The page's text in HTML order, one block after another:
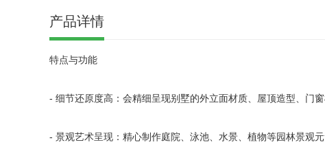
产品详情
特点与功能
- 细节还原度高：会精细呈现别墅的外立面材质、屋顶造型、门
- 景观艺术呈现：精心制作庭院、泳池、水景、植物等园林景观元